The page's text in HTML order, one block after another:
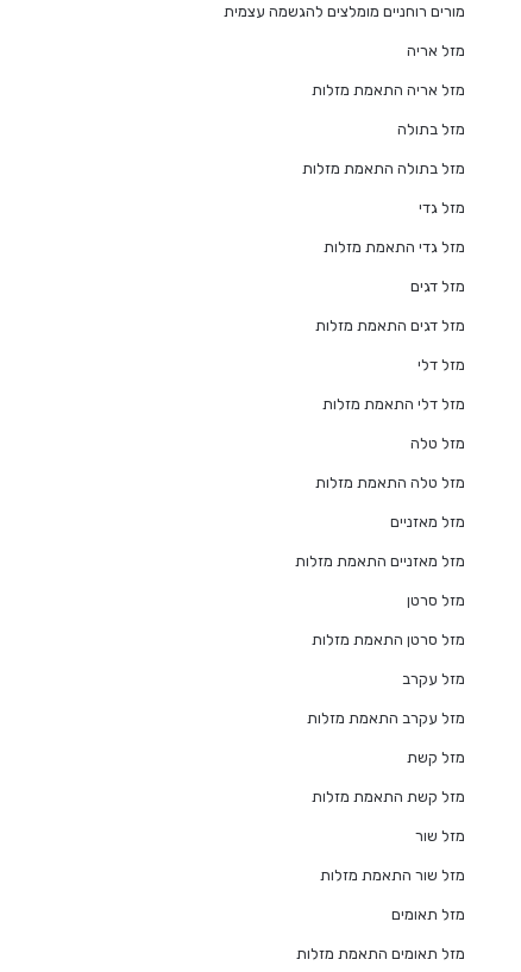
מורים רוחניים מומלצים להגשמה עצמית
מזל אריה
מזל אריה התאמת מזלות
מזל בתולה
מזל בתולה התאמת מזלות
מזל גדי
מזל גדי התאמת מזלות
מזל דגים
מזל דגים התאמת מזלות
מזל דלי
מזל דלי התאמת מזלות
מזל טלה
מזל טלה התאמת מזלות
מזל מאזניים
מזל מאזניים התאמת מזלות
מזל סרטן
מזל סרטן התאמת מזלות
מזל עקרב
מזל עקרב התאמת מזלות
מזל קשת
מזל קשת התאמת מזלות
מזל שור
מזל שור התאמת מזלות
מזל תאומים
מזל תאומים התאמת מזלות